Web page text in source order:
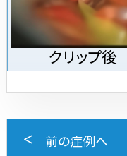
クリップ後
前の症例へ